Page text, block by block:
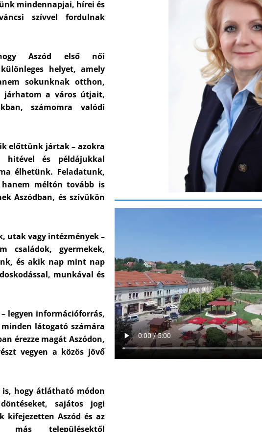
mindennapjai, hírei és
szívvel fordulnak
Aszód első női
helyet, amely
sokunknak otthon,
járhatom a város útjait,
számomra valódi
előttünk jártak – azokra
és példájukkal
élhetünk. Feladatunk,
méltón tovább is
Aszódban, és szívükön
utak vagy intézmények –
családok, gyermekek,
és akik nap mint nap
munkával és
legyen információforrás,
látogató számára
érezze magát Aszódon,
vegyen a közös jövő
hogy átlátható módon
sajátos jogi
kifejezetten Aszód és az
településektől